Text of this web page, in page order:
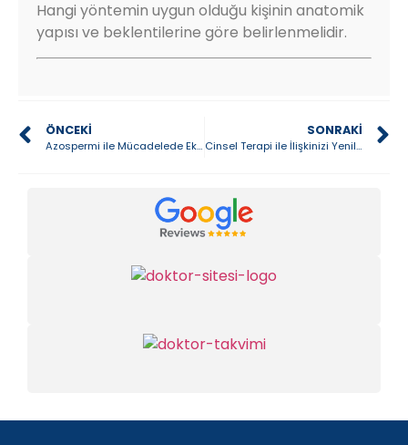
Hangi yöntemin uygun olduğu kişinin anatomik
yapısı ve beklentilerine göre belirlenmelidir.
ÖNCEKI
Azospermi ile Mücadelede Eksozom Tedavisi: Kısırlık Sorununu Aşmanın Yenilikçi Yolu
SONRAKI
Cinsel Terapi ile İlişkinizi Yenileyin: Yeni Başlangıçların Kapısını Aralayın